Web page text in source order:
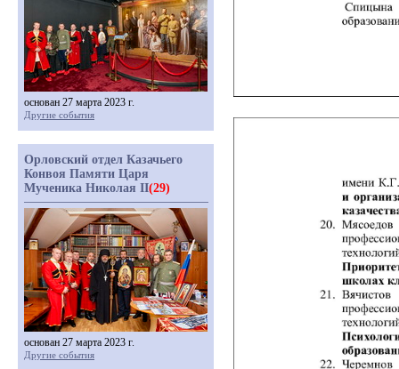
основан 27 марта 2023 г.
Другие события
Орловский отдел Казачьего
Конвоя Памяти Царя
Мученика Николая II(29)
основан 27 марта 2023 г.
Другие события